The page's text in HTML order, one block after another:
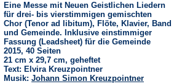
Eine Messe mit Neuen Geistlichen Liedern
für drei- bis vierstimmigen gemischten
Chor (Tenor ad libitum), Flöte, Klavier, Band
und Gemeinde. Inklusive einstimmiger
Fassung (Leadsheet) für die Gemeinde
2015, 40 Seiten
21 cm x 29,7 cm, geheftet
Text: Elvira Kreuzpointner
Musik: Johann Simon Kreuzpointner